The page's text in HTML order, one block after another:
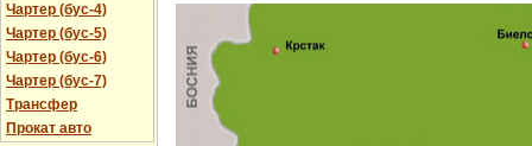
Чартер (бус-4)
Чартер (бус-5)
Чартер (бус-6)
Чартер (бус-7)
Трансфер
Прокат авто